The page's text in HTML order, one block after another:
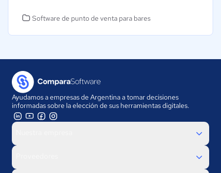
Software de punto de venta para bares
Ayudamos a empresas de Argentina a tomar decisiones
informadas sobre la elección de sus herramientas digitales.